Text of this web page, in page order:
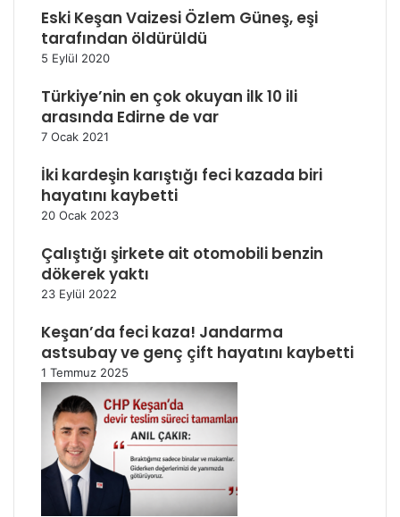
Eski Keşan Vaizesi Özlem Güneş, eşi
tarafından öldürüldü
5 Eylül 2020
Türkiye’nin en çok okuyan ilk 10 ili
arasında Edirne de var
7 Ocak 2021
İki kardeşin karıştığı feci kazada biri
hayatını kaybetti
20 Ocak 2023
Çalıştığı şirkete ait otomobili benzin
dökerek yaktı
23 Eylül 2022
Keşan’da feci kaza! Jandarma
astsubay ve genç çift hayatını kaybetti
1 Temmuz 2025